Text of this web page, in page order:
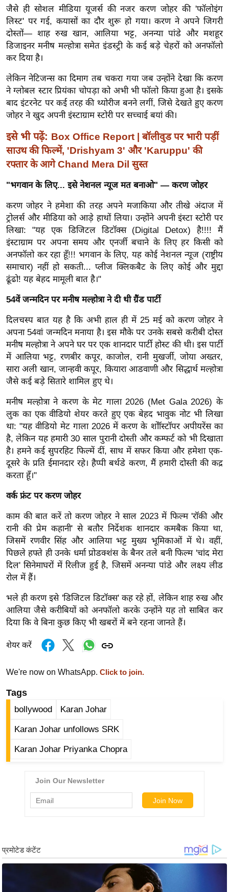
त
यं
ग
इं
डि
या
सा
हि
त्य
ज
ग
त
टो
व
र्ल्ड
न्यू
ज
ब्री
फ
म
नो
ज
न
ज
ग
त
बॉ
ली
वु
ड
हॉ
ली
वु
ड
ल्म
स
मी
क्षा
B
e
a
k
i
g
e
w
इ
लॉ
जी
जैसे ही सोशल मीडिया यूजर्स की नजर करण जोहर की 'फॉलोइंग
लिस्ट' पर गई, कयासों का दौर शुरू हो गया। करण ने अपने जिगरी
दोस्तों— शाह रुख खान, आलिया भट्ट, अनन्या पांडे और मशहूर
डिजाइनर मनीष मल्होत्रा समेत इंडस्ट्री के कई बड़े चेहरों को अनफॉलो
कर दिया है।
लेकिन नेटिजन्स का दिमाग तब चकरा गया जब उन्होंने देखा कि करण
ने ग्लोबल स्टार प्रियंका चोपड़ा को अभी भी फॉलो किया हुआ है। इसके
बाद इंटरनेट पर कई तरह की थ्योरीज बनने लगीं, जिसे देखते हुए करण
जोहर ने खुद अपनी इंस्टाग्राम स्टोरी पर सच्चाई बयां की।
इसे भी पढ़ें: Box Office Report | बॉलीवुड पर भारी पड़ीं
साउथ की फिल्में, 'Drishyam 3' और 'Karuppu' की
रफ्तार के आगे Chand Mera Dil सुस्त
"भगवान के लिए... इसे नेशनल न्यूज मत बनाओ" — करण जोहर
करण जोहर ने हमेशा की तरह अपने मजाकिया और तीखे अंदाज में
ट्रोलर्स और मीडिया को आड़े हाथों लिया। उन्होंने अपनी इंस्टा स्टोरी पर
लिखा: "यह एक डिजिटल डिटॉक्स (Digital Detox) है!!!! मैं
इंस्टाग्राम पर अपना समय और एनर्जी बचाने के लिए हर किसी को
अनफॉलो कर रहा हूँ!!! भगवान के लिए, यह कोई नेशनल न्यूज (राष्ट्रीय
समाचार) नहीं हो सकती... प्लीज क्लिकबैट के लिए कोई और मुद्दा
ढूंढो! यह बेहद मामूली बात है।"
54वें जन्मदिन पर मनीष मल्होत्रा ने दी थी ग्रैंड पार्टी
दिलचस्प बात यह है कि अभी हाल ही में 25 मई को करण जोहर ने
अपना 54वां जन्मदिन मनाया है। इस मौके पर उनके सबसे करीबी दोस्त
मनीष मल्होत्रा ने अपने घर पर एक शानदार पार्टी होस्ट की थी। इस पार्टी
में आलिया भट्ट, रणबीर कपूर, काजोल, रानी मुखर्जी, जोया अख्तर,
सारा अली खान, जान्हवी कपूर, कियारा आडवाणी और सिद्धार्थ मल्होत्रा
जैसे कई बड़े सितारे शामिल हुए थे।
मनीष मल्होत्रा ने करण के मेट गाला 2026 (Met Gala 2026) के
लुक का एक वीडियो शेयर करते हुए एक बेहद भावुक नोट भी लिखा
था:"यह वीडियो मेट गाला 2026 में करण के शोॉस्टॉपर अपीयरेंस का
है, लेकिन यह हमारी 30 साल पुरानी दोस्ती और कम्फर्ट को भी दिखाता
है। हमने कई सुपरहिट फिल्में दीं, साथ में सफर किया और हमेशा एक-
दूसरे के प्रति ईमानदार रहे। हैप्पी बर्थडे करण, मैं हमारी दोस्ती की कद्र
करता हूँ।"
वर्क फ्रंट पर करण जोहर
काम की बात करें तो करण जोहर ने साल 2023 में फिल्म 'रॉकी और
रानी की प्रेम कहानी' से बतौर निर्देशक शानदार कमबैक किया था,
जिसमें रणवीर सिंह और आलिया भट्ट मुख्य भूमिकाओं में थे। वहीं,
पिछले हफ्ते ही उनके धर्मा प्रोडक्शंस के बैनर तले बनी फिल्म 'चांद मेरा
दिल' सिनेमाघरों में रिलीज हुई है, जिसमें अनन्या पांडे और लक्ष्य लीड
रोल में हैं।
भले ही करण इसे 'डिजिटल डिटॉक्स' कह रहे हों, लेकिन शाह रुख और
आलिया जैसे करीबियों को अनफॉलो करके उन्होंने यह तो साबित कर
दिया कि वे बिना कुछ किए भी खबरों में बने रहना जानते हैं।
शेयर करें
We're now on WhatsApp. Click to join.
Tags
bollywood Karan Johar
Karan Johar unfollows SRK
Karan Johar Priyanka Chopra